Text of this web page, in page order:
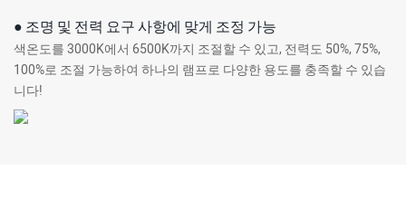
● 조명 및 전력 요구 사항에 맞게 조정 가능
색온도를 3000K에서 6500K까지 조절할 수 있고, 전력도 50%, 75%,
100%로 조절 가능하여 하나의 램프로 다양한 용도를 충족할 수 있습
니다!